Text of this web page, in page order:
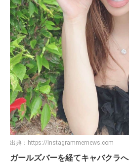
出典： https://instagrammernews.com
ガールズバーを経てキャバクラへ